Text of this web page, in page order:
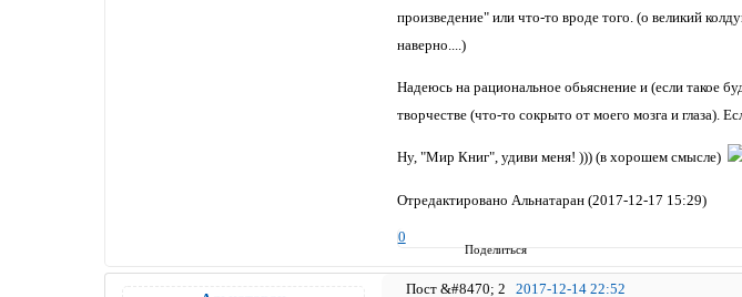
Поделиться
произведение" или что-то вроде того. (о великий
наверно....)
Надеюсь на рациональное обьяснение и (если такое
творчестве (что-то сокрыто от моего мозга и глаза).
Ну, "Мир Книг", удиви меня! ))) (в хорошем смысле)
Отредактировано Альнатаран (2017-12-17 15:29)
0
2 2017-12-14 22:52